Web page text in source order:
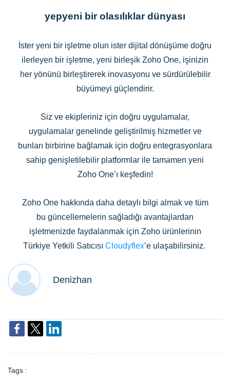
yepyeni bir olasılıklar dünyası
İster yeni bir işletme olun ister dijital dönüşüme doğru
ilerleyen bir işletme, yeni birleşik Zoho One, işinizin
her yönünü birleştirerek inovasyonu ve sürdürülebilir
büyümeyi güçlendirir.
Siz ve ekipleriniz için doğru uygulamalar,
uygulamalar genelinde geliştirilmiş hizmetler ve
bunları birbirine bağlamak için doğru entegrasyonlara
sahip genişletilebilir platformlar ile tamamen yeni
Zoho One’ı keşfedin!
Zoho One hakkında daha detaylı bilgi almak ve tüm
bu güncellemelerin sağladığı avantajlardan
işletmenizde faydalanmak için Zoho ürünlerinin
Türkiye Yetkili Satıcısı Cloudyflex’e ulaşabilirsiniz.
Denizhan
Tags :